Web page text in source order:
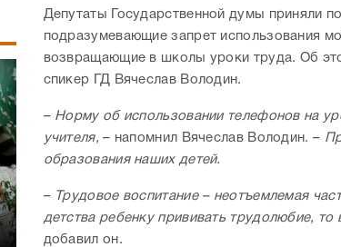
Депутаты Государственной думы приняли
подразумевающие запрет использования
возвращающие в школы уроки труда. Об
спикер ГД Вячеслав Володин.
– Норму об использовании телефонов на
учителя,– напомнил Вячеслав Володин. –
образования наших детей.
– Трудовое воспитание – неотъемлемая
детства ребенку прививать трудолюбие,
добавил он.